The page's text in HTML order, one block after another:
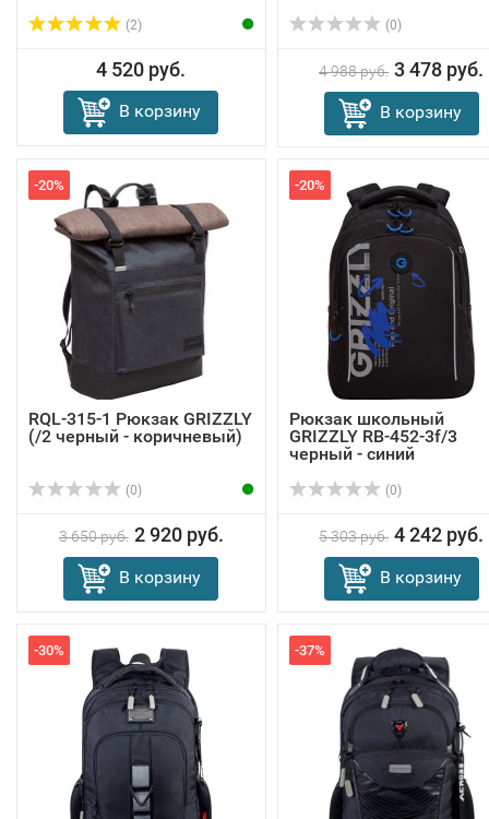
(2)
4 520 руб.
В корзину
(0)
4 988 руб. 3 478 руб.
В корзину
-20%
RQL-315-1 Рюкзак GRIZZLY
(/2 черный - коричневый)
(0)
3 650 руб. 2 920 руб.
В корзину
-20%
Рюкзак школьный
GRIZZLY RB-452-3f/3
черный - синий
(0)
5 303 руб. 4 242 руб.
В корзину
-30% -37%